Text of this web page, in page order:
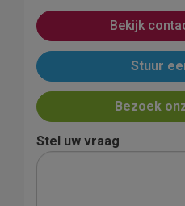
Bekijk
Stuur
Bezoek
Stel uw vraag